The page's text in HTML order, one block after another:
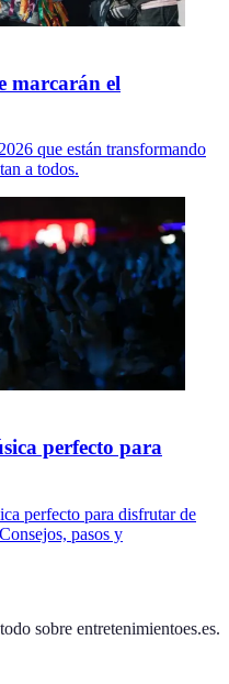
marcarán el
que están transformando
a todos.
perfecto para
perfecto para disfrutar de
pasos y
sobre entretenimientoes.es.